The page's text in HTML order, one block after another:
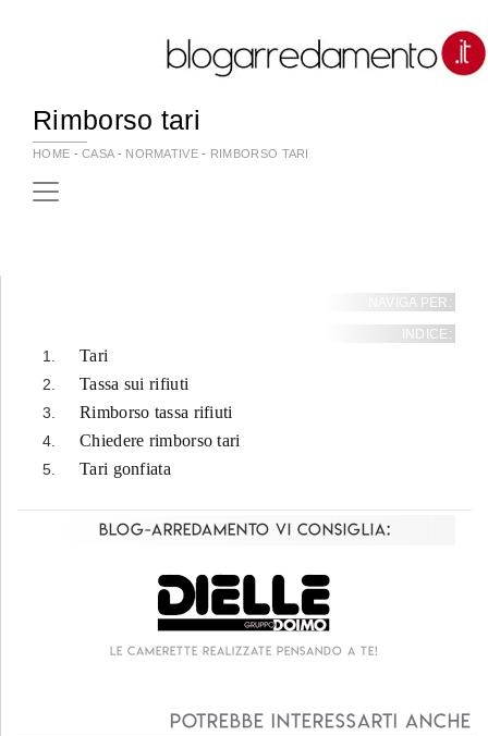
Rimborso tari
HOME -CASA- NORMATIVE - RIMBORSO TARI
NAVIGA PER:
INDICE:
Tari
Tassa sui rifiuti
Rimborso tassa rifiuti
Chiedere rimborso tari
Tari gonfiata
Blog-Arredamento vi consiglia:
Le camerette realizzate pensando a te!
Potrebbe interessarti anche